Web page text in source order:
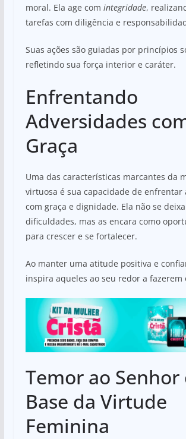
moral. Ela age com integridade,
tarefas com diligência e
Suas ações são guiadas por princípios
refletindo sua força interior e caráter.
Enfrentando
Adversidades
Graça
Uma das características marcantes da
virtuosa é sua capacidade de enfrentar
com graça e dignidade. Ela não se
dificuldades, mas as encara como
para crescer e se fortalecer.
Ao manter uma atitude positiva e
inspira aqueles ao seu redor a fazerem
Temor ao Senhor
Base da Virtude
Feminina